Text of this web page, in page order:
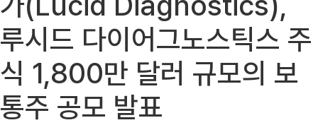
루시드 다이어그노스틱스 주
식 1,800만 달러 규모의 보
통주 공모 발표